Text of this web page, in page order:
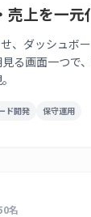
売上を一元
、ダッシュボ
る画面一つで
ド開発 保守運用
名